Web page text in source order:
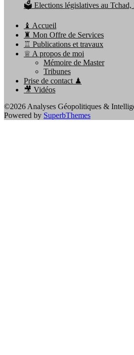
🗳️ Elections législatives au Tchad,
♝ Accueil
♜ Mon Offre de Services
♖ Publications et travaux
♕ A propos de moi
Mémoire de Master
Tribunes
Prise de contact ♟
🎥 Vidéos
©2026 Analyses Géopolitiques &
Powered by SuperbThemes